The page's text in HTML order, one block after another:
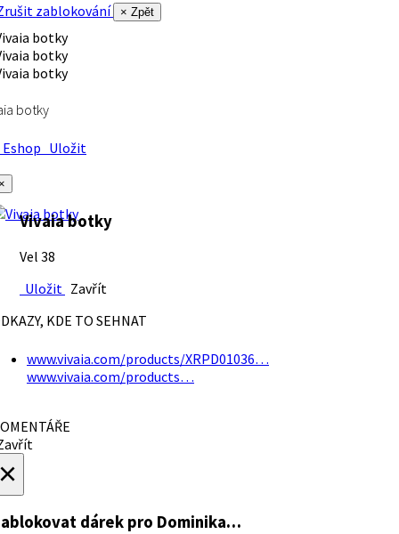
zablokování
× Zpět
botky
Uložit
Vivaia botky
Vel 38
Uložit Zavřít
KDE TO SEHNAT
www.vivaia.com/products/XRPD01036…
www.vivaia.com/products…
dárek pro Dominika…